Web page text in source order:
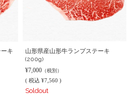
キ
山形県産山形牛ランプステーキ
(200g)
¥7,000（税別）
( 税込 ¥7,560 )
Soldout